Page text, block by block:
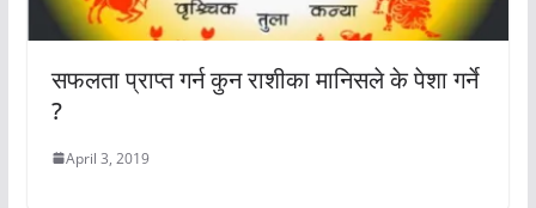
सफलता प्राप्त गर्न कुन राशीका मानिसले के पेशा गर्ने
?
April 3, 2019